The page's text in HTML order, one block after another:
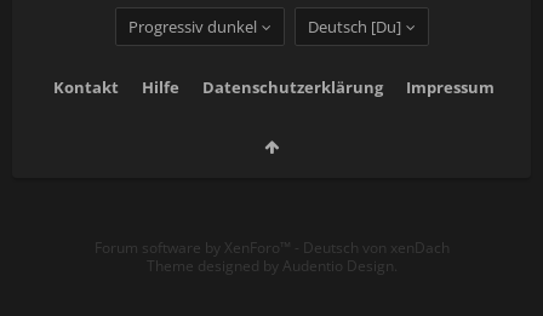
Progressiv dunkel Deutsch [Du]
Kontakt Hilfe Datenschutzerklärung Impressum
Forum software by XenForo™ - Deutsch von xenDach
Theme designed by Audentio Design.